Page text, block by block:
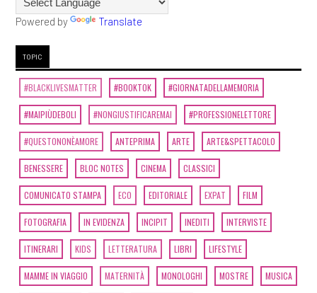
Powered by Translate
TOPIC
#BLACKLIVESMATTER #BOOKTOK #GIORNATADELLAMEMORIA
#MAIPIÙDEBOLI #NONGIUSTIFICAREMAI #PROFESSIONELETTORE
#QUESTONONÈAMORE ANTEPRIMA ARTE ARTE&SPETTACOLO
BENESSERE BLOC NOTES CINEMA CLASSICI
COMUNICATO STAMPA ECO EDITORIALE EXPAT FILM
FOTOGRAFIA IN EVIDENZA INCIPIT INEDITI INTERVISTE
ITINERARI KIDS LETTERATURA LIBRI LIFESTYLE
MAMME IN VIAGGIO MATERNITÀ MONOLOGHI MOSTRE MUSICA